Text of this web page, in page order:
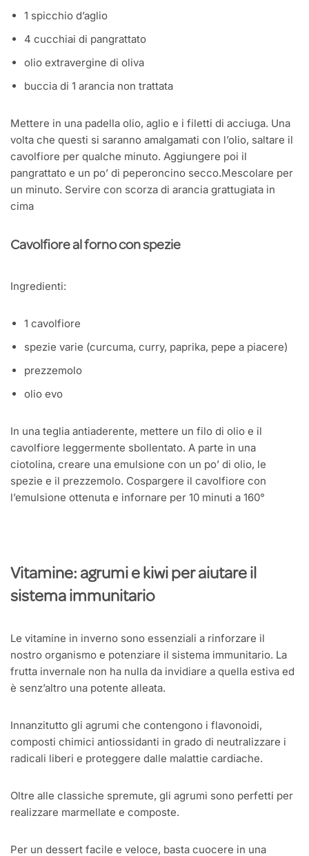
1 spicchio d’aglio
4 cucchiai di pangrattato
olio extravergine di oliva
buccia di 1 arancia non trattata
Mettere in una padella olio, aglio e i filetti di acciuga. Una
volta che questi si saranno amalgamati con l’olio, saltare il
cavolfiore per qualche minuto. Aggiungere poi il
pangrattato e un po’ di peperoncino secco.Mescolare per
un minuto. Servire con scorza di arancia grattugiata in
cima
Cavolfiore al forno con spezie
Ingredienti:
1 cavolfiore
spezie varie (curcuma, curry, paprika, pepe a piacere)
prezzemolo
olio evo
In una teglia antiaderente, mettere un filo di olio e il
cavolfiore leggermente sbollentato. A parte in una
ciotolina, creare una emulsione con un po’ di olio, le
spezie e il prezzemolo. Cospargere il cavolfiore con
l’emulsione ottenuta e infornare per 10 minuti a 160°
Vitamine: agrumi e kiwi per aiutare il
sistema immunitario
Le vitamine in inverno sono essenziali a rinforzare il
nostro organismo e potenziare il sistema immunitario. La
frutta invernale non ha nulla da invidiare a quella estiva ed
è senz’altro una potente alleata.
Innanzitutto gli agrumi che contengono i flavonoidi,
composti chimici antiossidanti in grado di neutralizzare i
radicali liberi e proteggere dalle malattie cardiache.
Oltre alle classiche spremute, gli agrumi sono perfetti per
realizzare marmellate e composte.
Per un dessert facile e veloce, basta cuocere in una